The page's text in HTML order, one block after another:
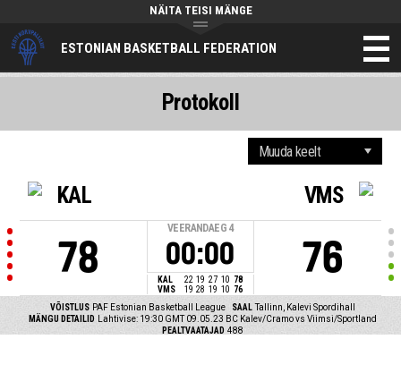
ESTONIAN BASKETBALL FEDERATION
NÄITA TEISI MÄNGE
KAL
78
VEERANDAEG 4
00:00
KAL 22 19 27 10 78
VMS
19 28 19 10 76
VMS
76
VÕISTLUS PAF Estonian Basketball League SAAL Tallinn, Kalevi Spordihall
MÄNGU DETAILID
Lahtivise: 19:30 GMT 09.05.23 BC Kalev/Cramo vs Viimsi/Sportland
PEALTVAATAJAD 488
Protokoll